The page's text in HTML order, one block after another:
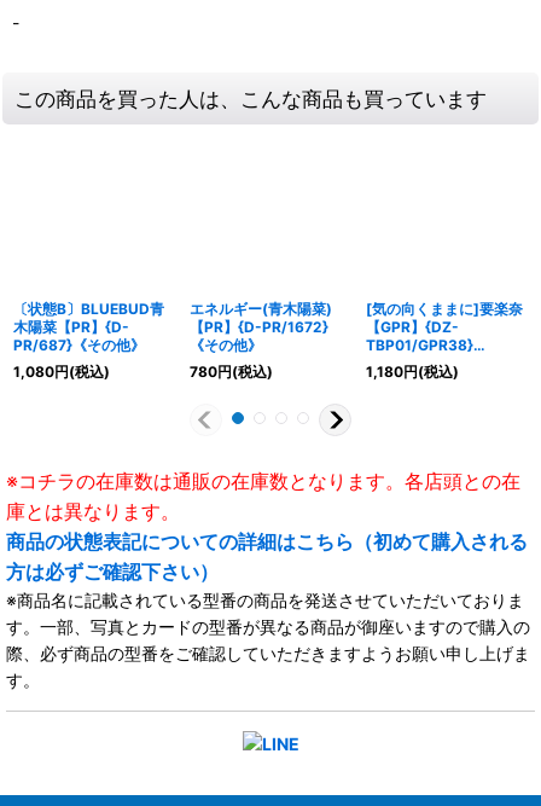
-
この商品を買った人は、こんな商品も買っています
〔状態B〕BLUEBUD青
木陽菜【PR】{D-
PR/687}《その他》
1,080円(税込)
エネルギー(青木陽菜)
【PR】{D-PR/1672}
《その他》
780円(税込)
[気の向くままに]要楽奈
【GPR】{DZ-
TBP01/GPR38}
《BanGDream!》
1,180円(税込)
※コチラの在庫数は通販の在庫数となります。各店頭との在
庫とは異なります。
商品の状態表記についての詳細はこちら（初めて購入される
方は必ずご確認下さい）
※商品名に記載されている型番の商品を発送させていただいておりま
す。一部、写真とカードの型番が異なる商品が御座いますので購入の
際、必ず商品の型番をご確認していただきますようお願い申し上げま
す。